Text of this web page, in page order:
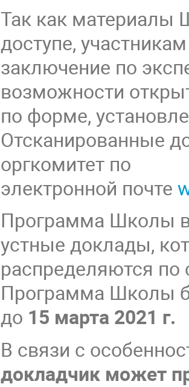
Так как материалы
доступе,
заключение по
возможности
по форме,
Отсканированные
оргкомитет по
электронной почте
Программа Школы
устные доклады,
распределяются
Программа Школы
до 15 марта 2021 г.
В связи с
докладчик может